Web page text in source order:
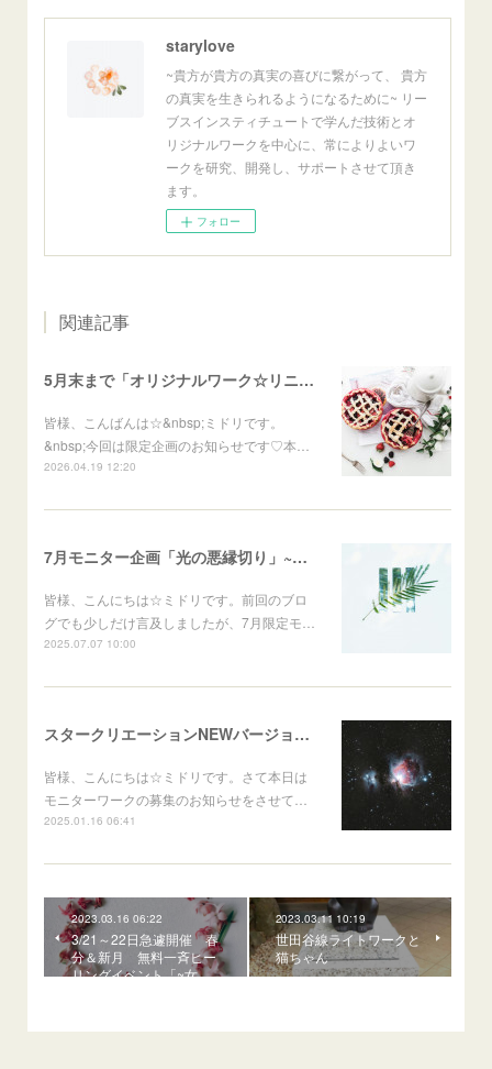
starylove
~貴方が貴方の真実の喜びに繋がって、 貴方
の真実を生きられるようになるために~ リー
ブスインスティチュートで学んだ技術とオ
リジナルワークを中心に、常によりよいワ
ークを研究、開発し、サポートさせて頂き
ます。
フォロー
関連記事
5月末まで「オリジナルワーク☆リニューアルモニター企画」のお知らせ
皆様、こんばんは☆&nbsp;ミドリです。
&nbsp;今回は限定企画のお知らせです♡本…
2026.04.19 12:20
7月モニター企画「光の悪縁切り」~関係を切らずに好転させる~
皆様、こんにちは☆ミドリです。前回のブロ
グでも少しだけ言及しましたが、7月限定モ…
2025.07.07 10:00
スタークリエーションNEWバージョンモニター募集のお知らせ☆
皆様、こんにちは☆ミドリです。さて本日は
モニターワークの募集のお知らせをさせて…
2025.01.16 06:41
2023.03.16 06:22
3/21～22日急遽開催 春
分＆新月 無料一斉ヒー
リングイベント「~女…
2023.03.11 10:19
世田谷線ライトワークと
猫ちゃん